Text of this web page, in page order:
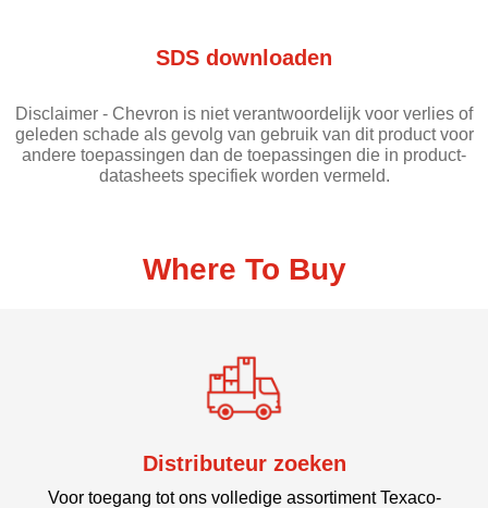
SDS downloaden
Disclaimer - Chevron is niet verantwoordelijk voor verlies of
geleden schade als gevolg van gebruik van dit product voor
andere toepassingen dan de toepassingen die in product-
datasheets specifiek worden vermeld.
Where To Buy
Distributeur zoeken
Voor toegang tot ons volledige assortiment Texaco-